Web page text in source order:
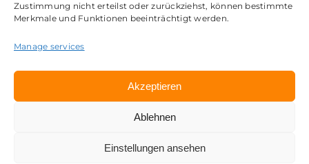
Zustimmung nicht erteilst oder zurückziehst, können bestimmte
Merkmale und Funktionen beeinträchtigt werden.
Manage services
Akzeptieren
Ablehnen
Einstellungen ansehen